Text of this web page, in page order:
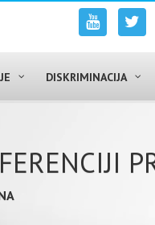
DISKRIMINACIJA